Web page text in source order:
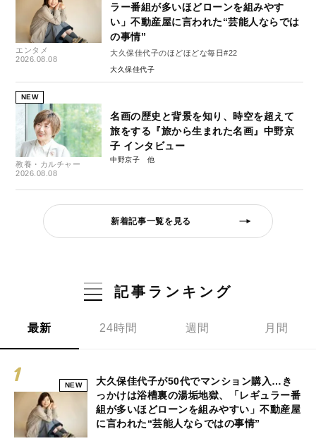
エンタメ
2026.08.08
ラー番組が多いほどローンを組みやす
い」不動産屋に言われた“芸能人ならでは
の事情”
大久保佳代子のほどほどな毎日#22
大久保佳代子
NEW
教養・カルチャー
2026.08.08
名画の歴史と背景を知り、時空を超えて
旅をする『旅から生まれた名画』中野京
子 インタビュー
中野京子
新着記事一覧を見る
記事ランキング
最新 24時間 週間 月間
NEW
大久保佳代子が50代でマンション購入…き
っかけは浴槽裏の湯垢地獄、「レギュラー番
組が多いほどローンを組みやすい」不動産屋
に言われた“芸能人ならではの事情”